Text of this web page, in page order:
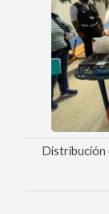
Distribución